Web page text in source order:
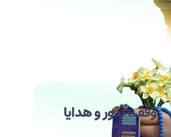
وقف، نذور و هدایا